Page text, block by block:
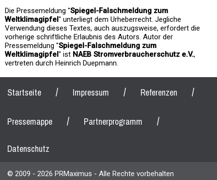
Die Pressemeldung "Spiegel-Falschmeldung zum
Weltklimagipfel" unterliegt dem Urheberrecht. Jegliche
Verwendung dieses Textes, auch auszugsweise, erfordert die
vorherige schriftliche Erlaubnis des Autors. Autor der
Pressemeldung "Spiegel-Falschmeldung zum
Weltklimagipfel" ist NAEB Stromverbraucherschutz e.V.,
vertreten durch Heinrich Duepmann.
Startseite / Impressum / Referenzen /
Pressemappe / Partnerprogramm /
Datenschutz
© 2009 - 2026 PRMaximus - Alle Rechte vorbehalten